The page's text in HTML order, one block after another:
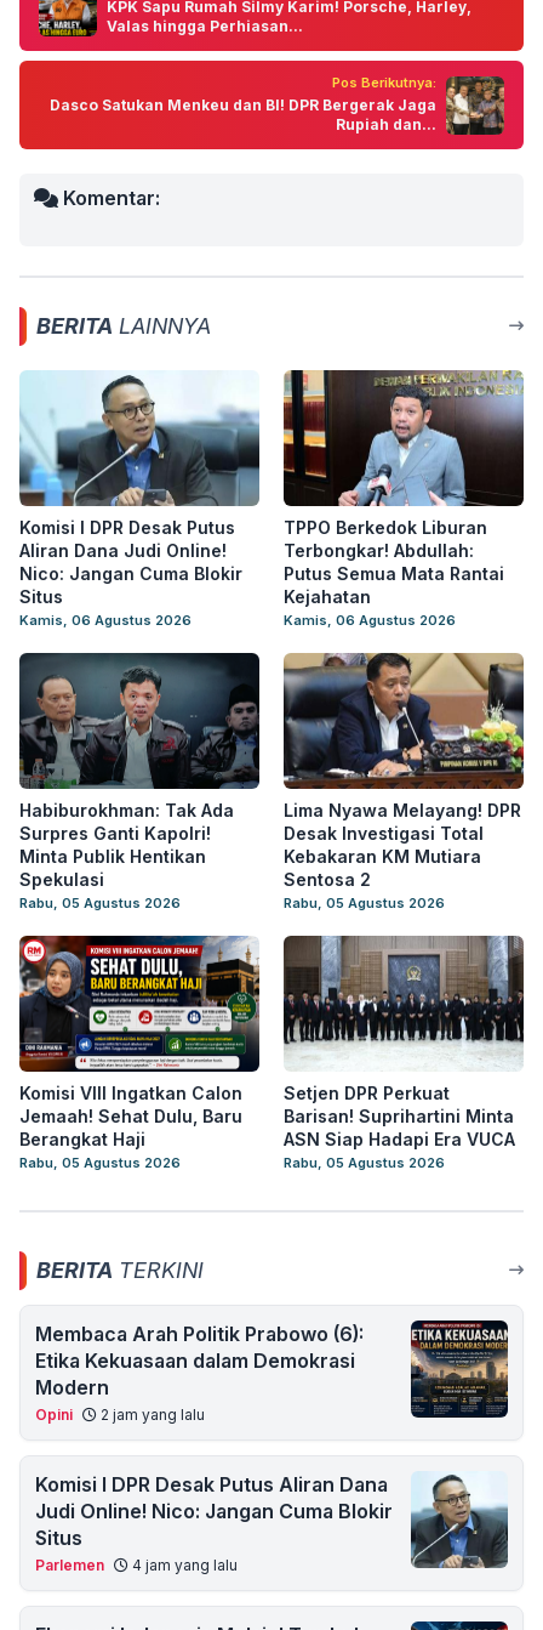
KPK Sapu Rumah Silmy Karim! Porsche, Harley,
Valas hingga Perhiasan...
Pos Berikutnya:
Dasco Satukan Menkeu dan BI! DPR Bergerak Jaga
Rupiah dan...
Komentar:
BERITA LAINNYA
Komisi I DPR Desak Putus
Aliran Dana Judi Online!
Nico: Jangan Cuma Blokir
Situs
Kamis, 06 Agustus 2026
TPPO Berkedok Liburan
Terbongkar! Abdullah:
Putus Semua Mata Rantai
Kejahatan
Kamis, 06 Agustus 2026
Habiburokhman: Tak Ada
Surpres Ganti Kapolri!
Minta Publik Hentikan
Spekulasi
Rabu, 05 Agustus 2026
Lima Nyawa Melayang! DPR
Desak Investigasi Total
Kebakaran KM Mutiara
Sentosa 2
Rabu, 05 Agustus 2026
Komisi VIII Ingatkan Calon
Jemaah! Sehat Dulu, Baru
Berangkat Haji
Rabu, 05 Agustus 2026
Setjen DPR Perkuat
Barisan! Suprihartini Minta
ASN Siap Hadapi Era VUCA
Rabu, 05 Agustus 2026
BERITA TERKINI
Membaca Arah Politik Prabowo (6):
Etika Kekuasaan dalam Demokrasi
Modern
Opini 2 jam yang lalu
Komisi I DPR Desak Putus Aliran Dana
Judi Online! Nico: Jangan Cuma Blokir
Situs
Parlemen 4 jam yang lalu